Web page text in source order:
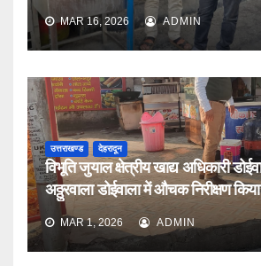
MAR 16, 2026 ADMIN
उत्तराखण्ड देहरादून
विभूति जुयाल क्षेत्रीय खाद्य अधिकारी
अठ्ठुरवाला डोईवाला में औचक निरीक्षण किया
MAR 1, 2026 ADMIN